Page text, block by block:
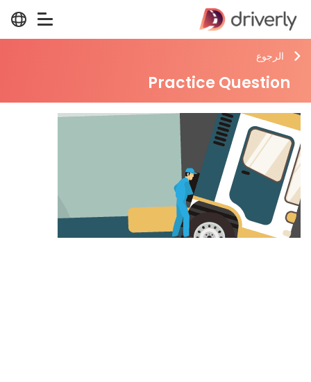
الرجوع
Practice Question